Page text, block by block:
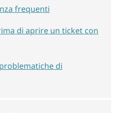
frequenti
di aprire un ticket con
di